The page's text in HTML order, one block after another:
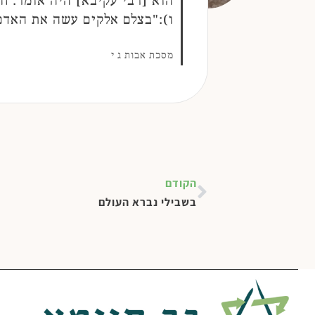
ו):"בצלם אלקים עשה את
מסכת אבות ג י
הקודם
בשבילי נברא העולם